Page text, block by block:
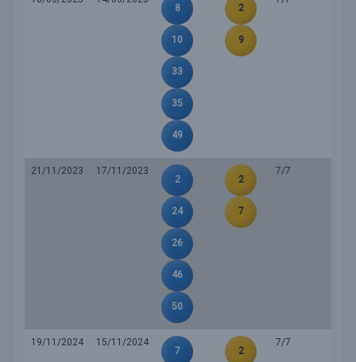
8
10
33
35
49
2
9
21/11/2023
17/11/2023
2
24
26
46
50
2
7
7/7
19/11/2024
15/11/2024
7
2
7/7